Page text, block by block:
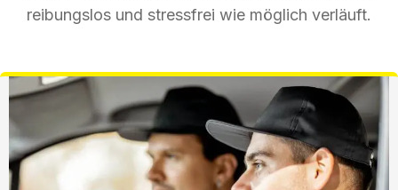
reibungslos und stressfrei wie möglich verläuft.